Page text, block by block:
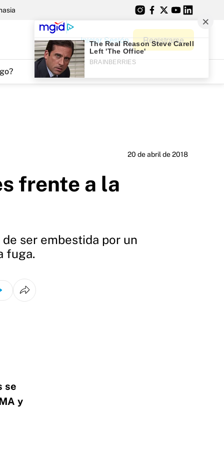
Iniciar Sesión Registrarse
20 de abril de 2018
frente a la
ser embestida por un
fuga.
se
y